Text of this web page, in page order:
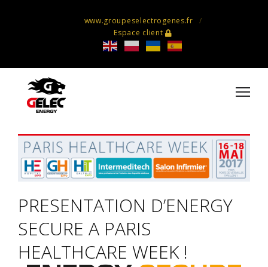
www.groupeselectrogenes.fr
Espace client
PRESENTATION D’ENERGY
SECURE A PARIS
HEALTHCARE WEEK !